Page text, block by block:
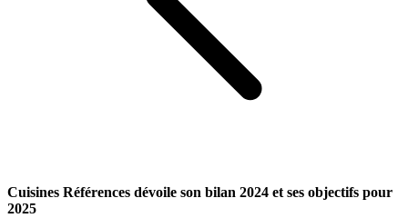
Cuisines Références dévoile son bilan 2024 et ses objectifs pour
2025